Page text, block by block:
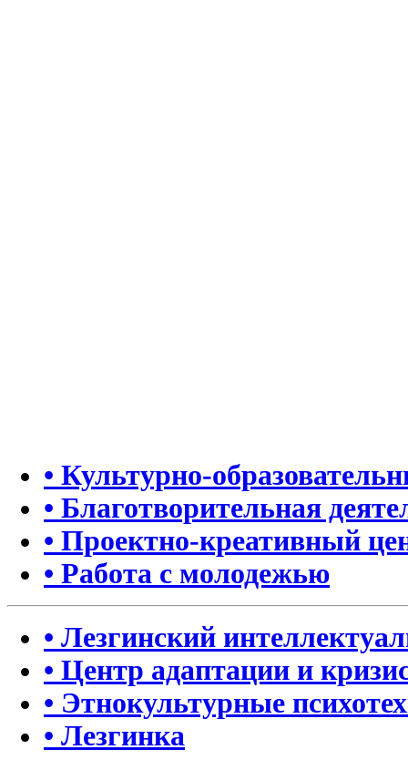
• Культурно-
• Благотворительная
• Проектно-креативный
• Работа с молодежью
• Лезгинский
• Центр адаптации и
• Этнокультурные
• Лезгинка